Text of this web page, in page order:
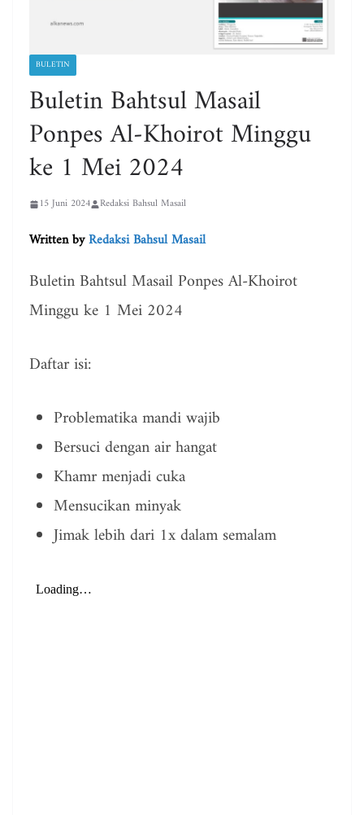
BULETIN
Buletin Bahtsul Masail
Ponpes Al-Khoirot Minggu
ke 1 Mei 2024
15 Juni 2024 Redaksi Bahsul Masail
Written byRedaksi Bahsul Masail
Buletin Bahtsul Masail Ponpes Al-Khoirot
Minggu ke 1 Mei 2024
Daftar isi:
Problematika mandi wajib
Bersuci dengan air hangat
Khamr menjadi cuka
Mensucikan minyak
Jimak lebih dari 1x dalam semalam